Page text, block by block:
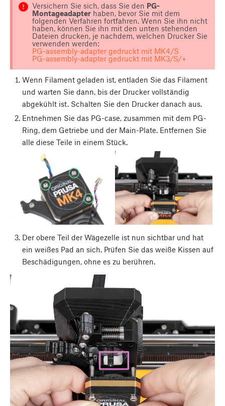
Versichern Sie sich, dass Sie den PG-
Montageadapterhaben, bevor Sie mit dem
folgenden Verfahren fortfahren. Wenn Sie ihn nicht
haben, können Sie ihn mit den unten stehenden
Dateien drucken, je nachdem, welchen Drucker Sie
verwenden werden:
PG-assembly-adapter gedruckt mit MK4/S
PG-assembly-adapter gedruckt mit MK3/S/+
Wenn Filament geladen ist, entladen Sie das Filament
und warten Sie dann, bis der Drucker vollständig
abgekühlt ist. Schalten Sie den Drucker danach aus.
Entnehmen Sie das PG-case, zusammen mit dem PG-
Ring, dem Getriebe und der Main-Plate. Entfernen Sie
alle diese Teile in einem Stück.
Der obere Teil der Wägezelle ist nun sichtbar und hat
ein weißes Pad an sich. Prüfen Sie das weiße Kissen auf
Beschädigungen, ohne es zu berühren.